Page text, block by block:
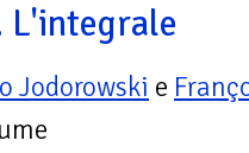
L'integrale
Jodorowski e